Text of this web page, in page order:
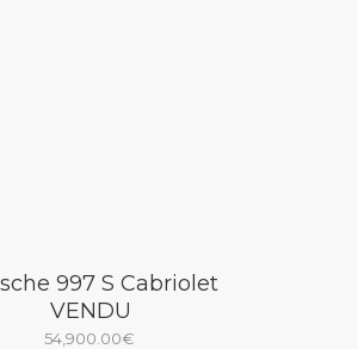
997 S Cabriolet
VENDU
54,900.00€